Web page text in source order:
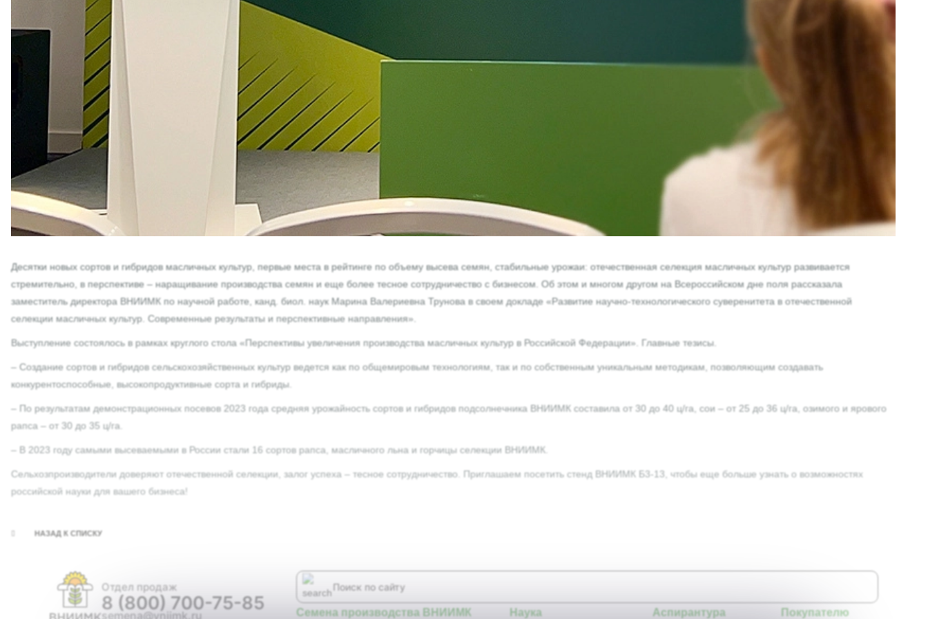
Десятки новых сортов и гибридов масличных культур, первые места в рейтинге по объему высева семян, стабильные урожаи: отечественная селекция масличных культур развивается
стремительно, в перспективе – наращивание производства семян и еще более тесное сотрудничество с бизнесом. Об этом и многом другом на Всероссийском дне поля рассказала
заместитель директора ВНИИМК по научной работе, канд. биол. наук Марина Валериевна Трунова в своем докладе «Развитие научно-технологического суверенитета в отечественной
селекции масличных культур. Современные результаты и перспективные направления».
Выступление состоялось в рамках круглого стола «Перспективы увеличения производства масличных культур в Российской Федерации». Главные тезисы.
– Создание сортов и гибридов сельскохозяйственных культур ведется как по общемировым технологиям, так и по собственным уникальным методикам, позволяющим создавать
конкурентоспособные, высокопродуктивные сорта и гибриды.
– По результатам демонстрационных посевов 2023 года средняя урожайность сортов и гибридов подсолнечника ВНИИМК составила от 30 до 40 ц/га, сои – от 25 до 36 ц/га, озимого и ярового
рапса – от 30 до 35 ц/га.
– В 2023 году самыми высеваемыми в России стали 16 сортов рапса, масличного льна и горчицы селекции ВНИИМК.
Сельхозпроизводители доверяют отечественной селекции, залог успеха – тесное сотрудничество. Приглашаем посетить стенд ВНИИМК Б3-13, чтобы еще больше узнать о возможностях
российской науки для вашего бизнеса!
НАЗАД К СПИСКУ
Отдел продаж
8 (800) 700-75-85
semena@vniimk.ru Семена производства ВНИИМК Наука Аспирантура Покупателю